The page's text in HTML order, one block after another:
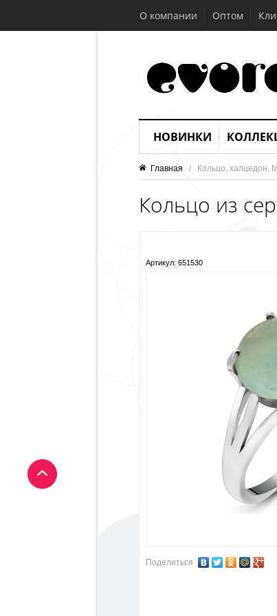
О компании Оптом
НОВИНКИ
Главная /   Кольцо, халцедон,
Кольцо из
Артикул: 651530
Поделиться